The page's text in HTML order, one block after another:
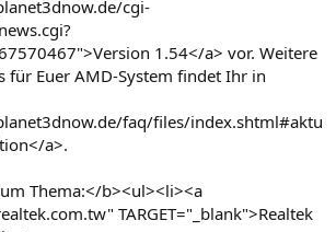
cgi-
1.54</a> vor. Weitere
für Euer AMD-System findet Ihr in
faq/files/index.shtml#aktu
a>.
Thema:</b><ul><li><a
TARGET="_blank">Realtek